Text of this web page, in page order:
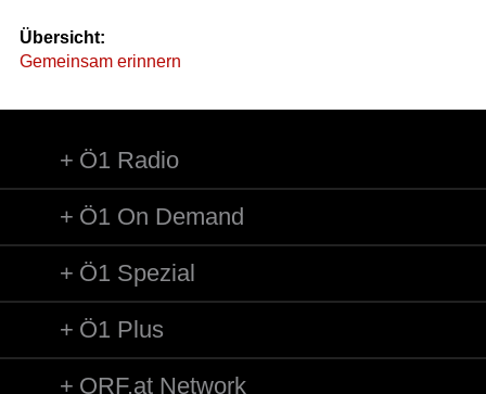
Übersicht:
Gemeinsam erinnern
Ö1 Radio
Ö1 On Demand
Ö1 Spezial
Ö1 Plus
ORF.at Network